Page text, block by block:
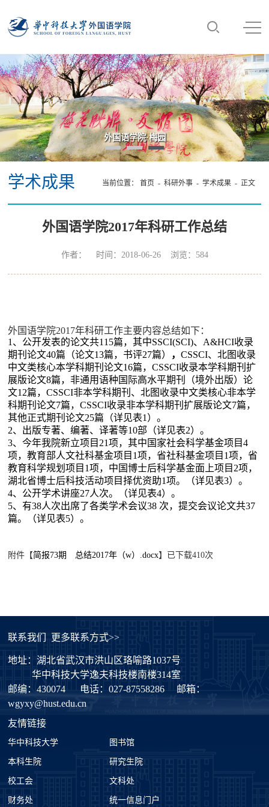
外国语学院·梅园
学术成果 当前位置： 首页 - 科研外事- 学术成果- 正文
外国语学院2017年科研工作总结
作者： 时间：2018-06-26 浏览： 584
外国语学院2017年科研工作主要内容总结如下：
1、公开发表的论文共115篇，其中SSCI(SCI)、 A&HCI收录
期刊论文40篇（论文13篇，书评27篇） ，CSSCI、北图收录
中文类核心本学科期刊论文16篇，CSSCI收录本学科期刊扩
展版论文8篇，非通用语种国际高水平期刊（境外出版）论
文12篇，CSSCI非本学科期刊、北图收录中文类核心非本学
科期刊论文7篇，CSSCI收录非本学科期刊扩展版论文7篇，
其他正式期刊论文25篇（详见表1 ）。
2、出版专著、编著、译著等10部（详见表2）。
3、今年我院新立项目 21项，其中国家社会科学基金项目4
项，教育部人文社科基金项目 1项，省社科基金项目 1项，省
教育科学规划项目 1项，中国博士后科学基金面上项目 2项，
湖北省博士后科技活动项目择优资助1项。（详见表3）。
4、公开学术讲座27人次。（详见表4）。
5、有38人次出席了各类学术会议38 次，提交会议论文共37
篇。（详见表5）。
附件【简报73期 总结2017年（w）.docx】已下载410次
联系我们 更多联系方式>>
地址：湖北省武汉市洪山区珞喻路1037号
华中科技大学逸夫科技楼南楼314室
邮编：430074
电话：027-87558286
邮箱：
wgyxy@hust.edu.cn
友情链接
华中科技大学 图书馆
本科生院 研究生院
校工会 文科处
财务处 统一信息门户